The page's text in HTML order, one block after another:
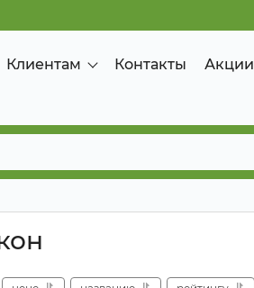
Клиентам Контакты Акции